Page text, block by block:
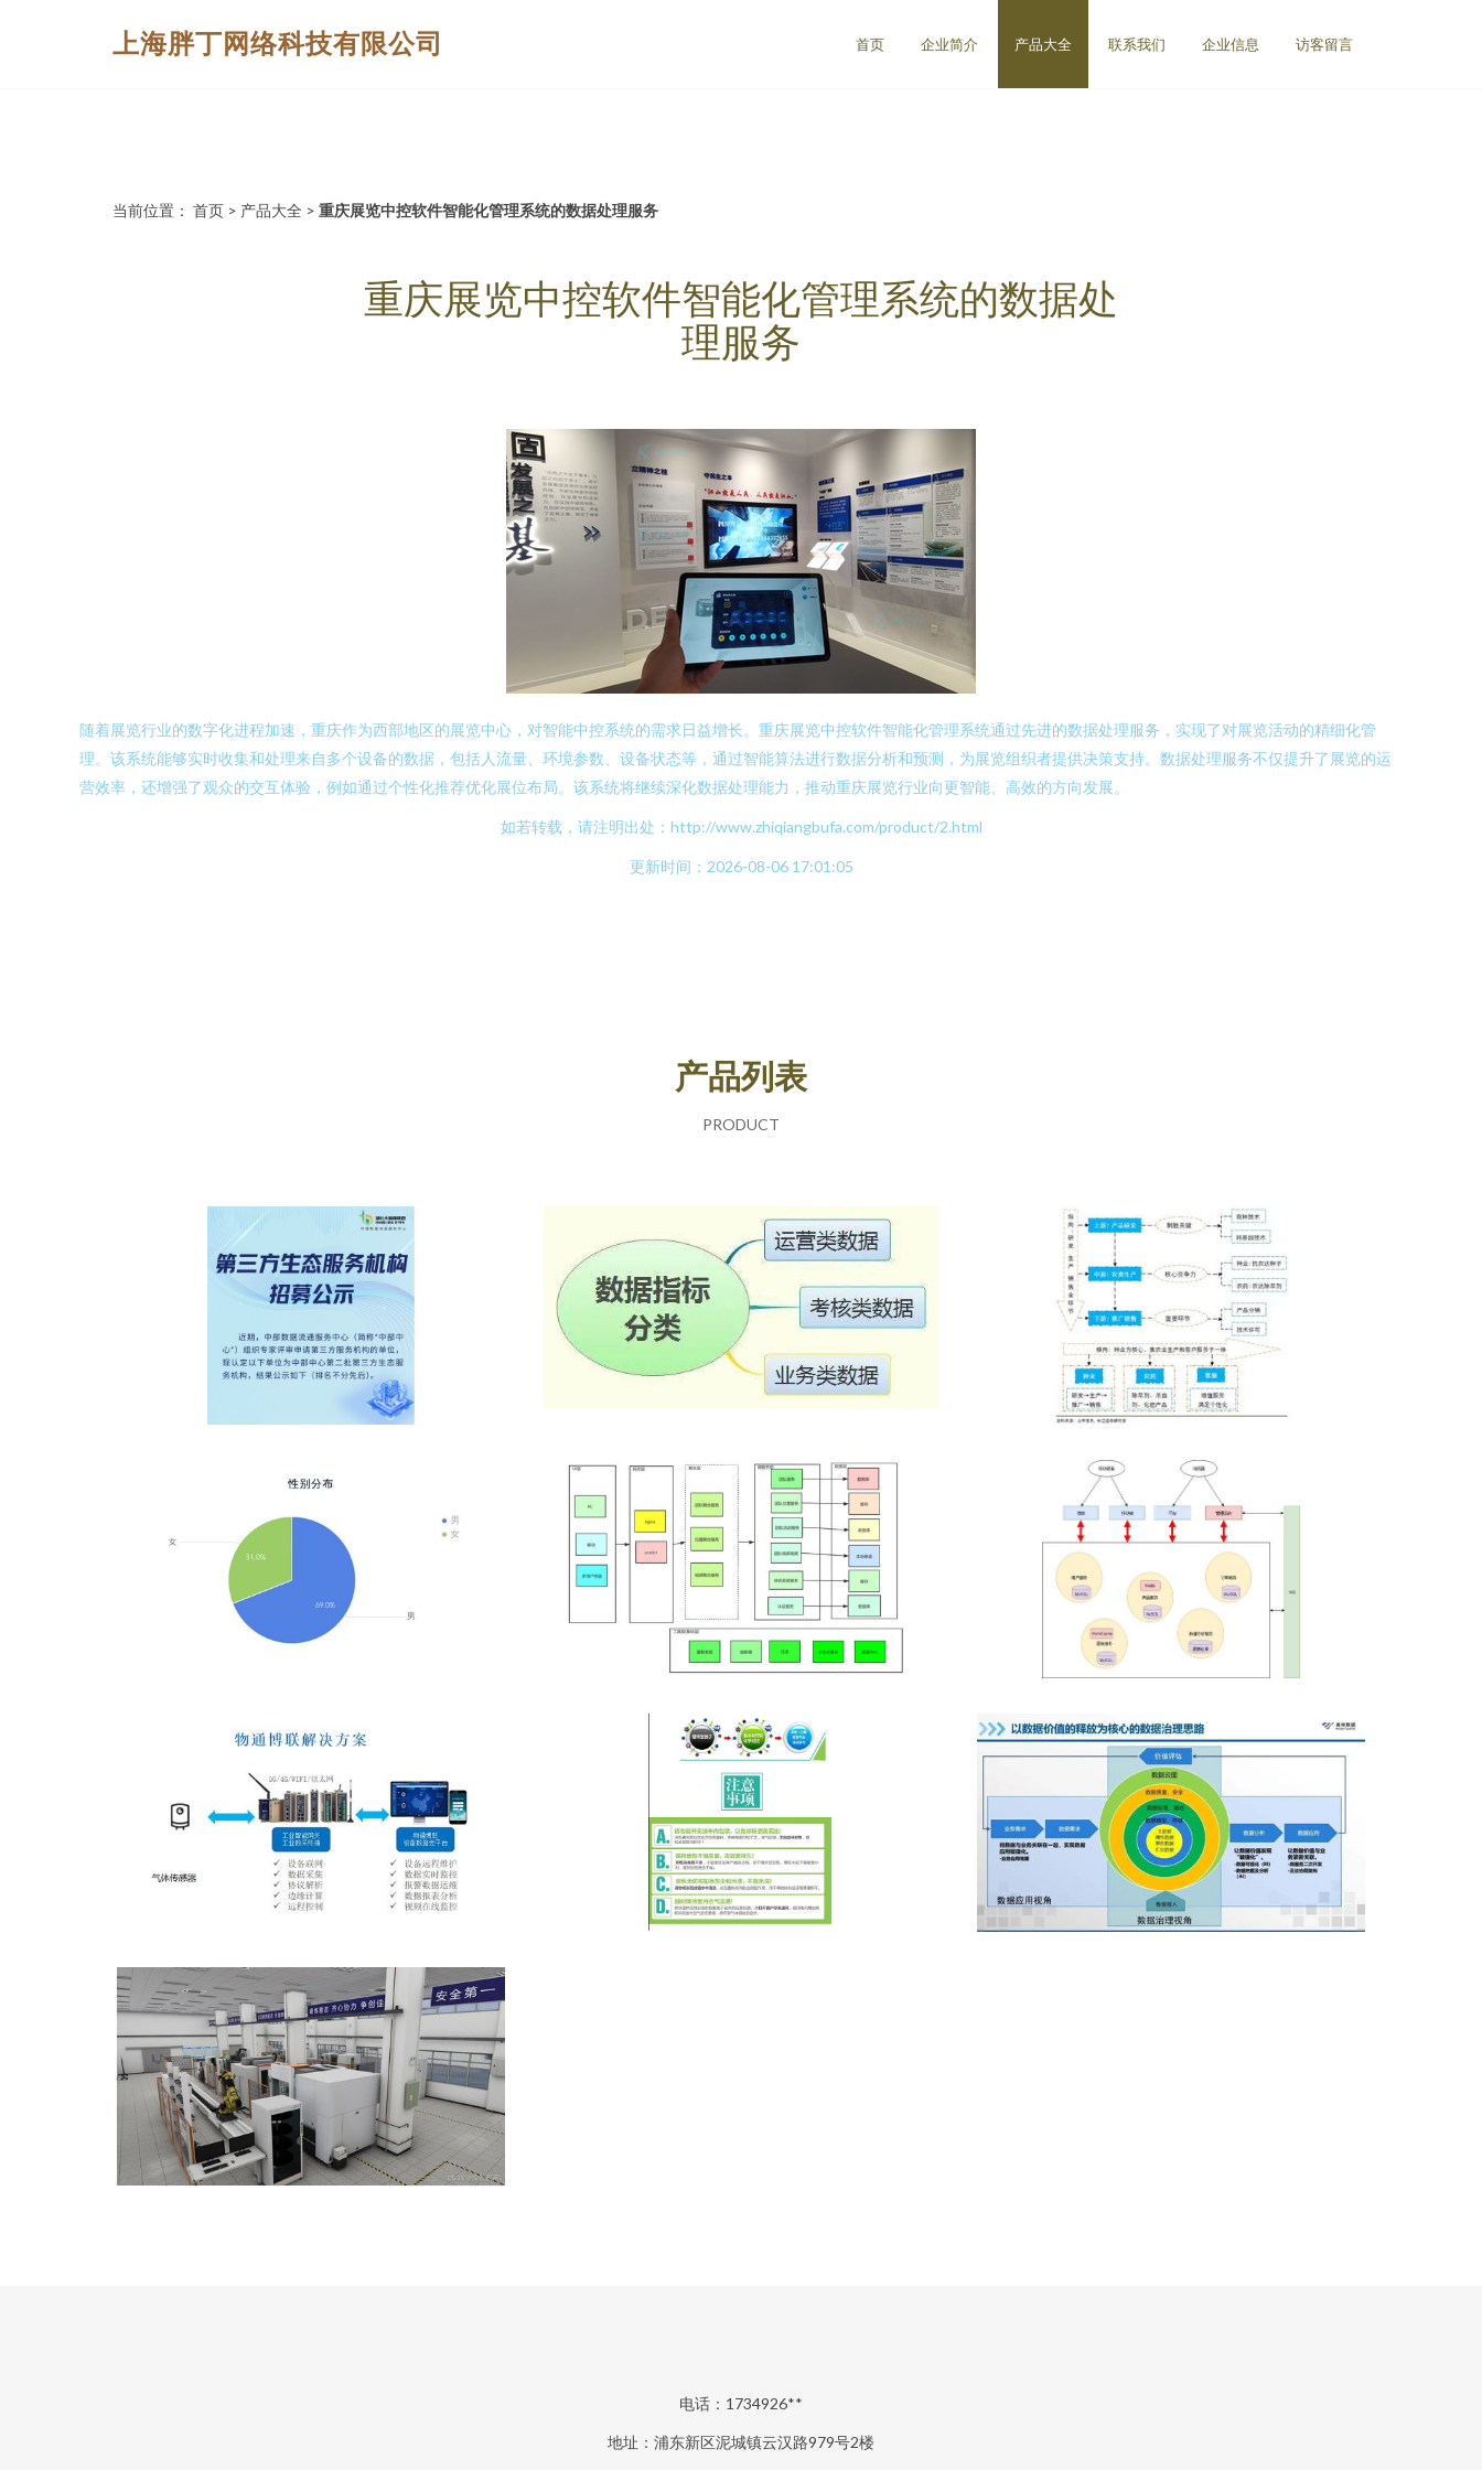
上海胖丁网络科技有限公司 首页 企业简介 产品大全 联系我们 企业信息 访客留言
当前位置： 首页 > 产品大全 > 重庆展览中控软件智能化管理系统的数据处理服务
重庆展览中控软件智能化管理系统的数据处
理服务
随着展览行业的数字化进程加速，重庆作为西部地区的展览中心，对智能中控系统的需求日益增长。重庆展览中控软件智能化管理系统通过先进的数据处理服务，实现了对展览活动的精细化管
理。该系统能够实时收集和处理来自多个设备的数据，包括人流量、环境参数、设备状态等，通过智能算法进行数据分析和预测，为展览组织者提供决策支持。数据处理服务不仅提升了展览的运
营效率，还增强了观众的交互体验，例如通过个性化推荐优化展位布局。该系统将继续深化数据处理能力，推动重庆展览行业向更智能、高效的方向发展。
如若转载，请注明出处：http://www.zhiqiangbufa.com/product/2.html
更新时间：2026-08-06 17:01:05
产品列表
PRODUCT
电话：1734926**
地址：浦东新区泥城镇云汉路979号2楼